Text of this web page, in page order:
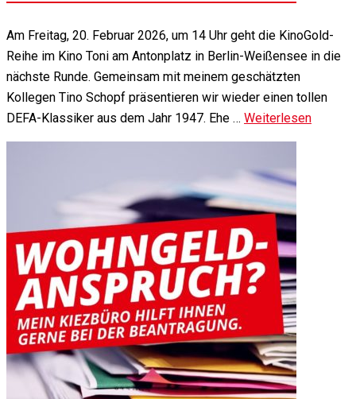
Am Freitag, 20. Februar 2026, um 14 Uhr geht die KinoGold-
Reihe im Kino Toni am Antonplatz in Berlin-Weißensee in die
nächste Runde. Gemeinsam mit meinem geschätzten
Kollegen Tino Schopf präsentieren wir wieder einen tollen
DEFA-Klassiker aus dem Jahr 1947. Ehe … Weiterlesen